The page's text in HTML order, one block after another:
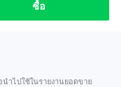
ซื้อ
นำไปใช้ในรายงานยอดขาย